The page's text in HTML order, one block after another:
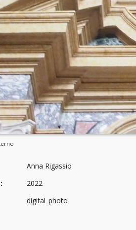
Anna Rigassio
2022
digital_photo